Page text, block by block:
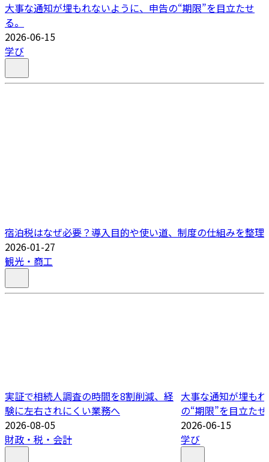
大事な通知が埋もれないように、申告の“期限”を目立たせ
る。
2026-06-15
学び
宿泊税はなぜ必要？導入目的や使い道、制度の仕組みを整理
2026-01-27
観光・商工
実証で相続人調査の時間を8割削減、経
験に左右されにくい業務へ
2026-08-05
財政・税・会計
大事な通知が埋も
の“期限”を目立た
2026-06-15
学び